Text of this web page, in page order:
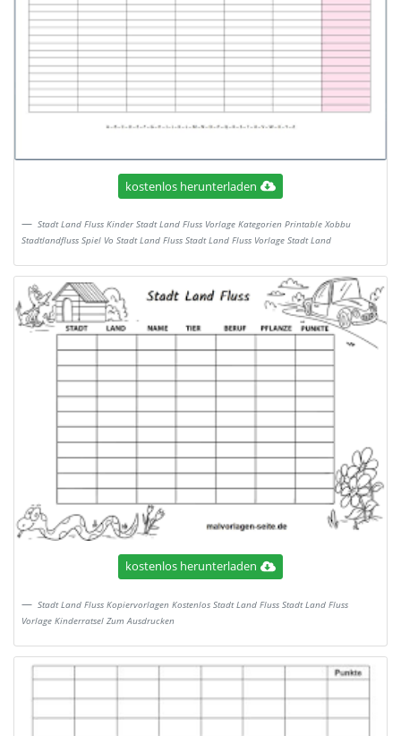
kostenlos herunterladen
Stadt Land Fluss Kinder Stadt Land Fluss Vorlage Kategorien Printable Xobbu
Stadtlandfluss Spiel Vo Stadt Land Fluss Stadt Land Fluss Vorlage Stadt Land
kostenlos herunterladen
Stadt Land Fluss Kopiervorlagen Kostenlos Stadt Land Fluss Stadt Land Fluss
Vorlage Kinderratsel Zum Ausdrucken